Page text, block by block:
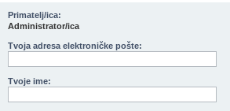
Primatelj/ica:
Administrator/ica
Tvoja adresa elektroničke pošte:
Tvoje ime: